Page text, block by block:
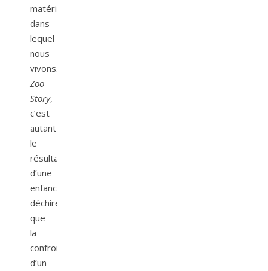
matérialiste
dans
lequel
nous
vivons.
Zoo
Story,
c’est
autant
le
résultat
d’une
enfance
déchirée
que
la
confrontation
d’un